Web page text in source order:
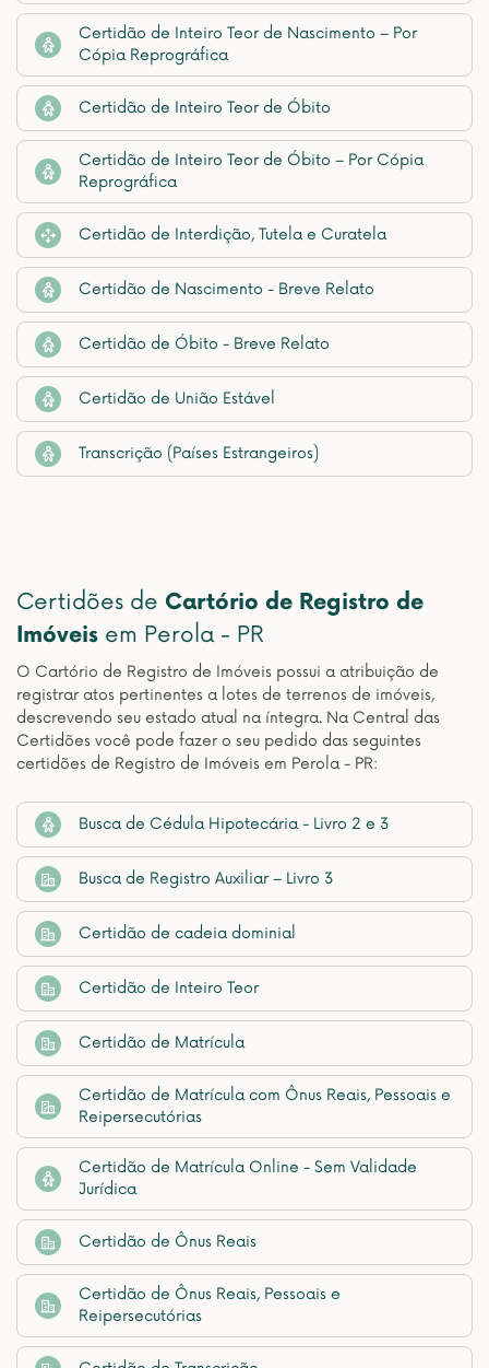
Certidão de Inteiro Teor de Nascimento – Por
Cópia Reprográfica
Certidão de Inteiro Teor de Óbito
Certidão de Inteiro Teor de Óbito – Por Cópia
Reprográfica
Certidão de Interdição, Tutela e Curatela
Certidão de Nascimento - Breve Relato
Certidão de Óbito - Breve Relato
Certidão de União Estável
Transcrição (Países Estrangeiros)
Certidões de Cartório de Registro de
Imóveis em Perola - PR
O Cartório de Registro de Imóveis possui a atribuição de
registrar atos pertinentes a lotes de terrenos de imóveis,
descrevendo seu estado atual na íntegra. Na Central das
Certidões você pode fazer o seu pedido das seguintes
certidões de Registro de Imóveis em Perola - PR:
Busca de Cédula Hipotecária - Livro 2 e 3
Busca de Registro Auxiliar – Livro 3
Certidão de cadeia dominial
Certidão de Inteiro Teor
Certidão de Matrícula
Certidão de Matrícula com Ônus Reais, Pessoais e
Reipersecutórias
Certidão de Matrícula Online - Sem Validade
Jurídica
Certidão de Ônus Reais
Certidão de Ônus Reais, Pessoais e
Reipersecutórias